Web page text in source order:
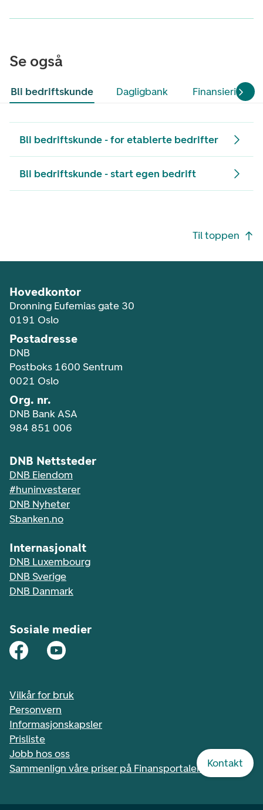
Kontakt
Se også
Bli bedriftskunde Dagligbank Finansiering
Bli bedriftskunde - for etablerte bedrifter
Bli bedriftskunde - start egen bedrift
Til toppen
Hovedkontor
Dronning Eufemias gate 30
0191 Oslo
Postadresse
DNB
Postboks 1600 Sentrum
0021 Oslo
Org. nr.
DNB Bank ASA
984 851 006
DNB Nettsteder
DNB Eiendom
#huninvesterer
DNB Nyheter
Sbanken.no
Internasjonalt
DNB Luxembourg
DNB Sverige
DNB Danmark
Sosiale medier
Vilkår for bruk
Personvern
Informasjonskapsler
Prisliste
Jobb hos oss
Sammenlign våre priser på Finansportalen.no